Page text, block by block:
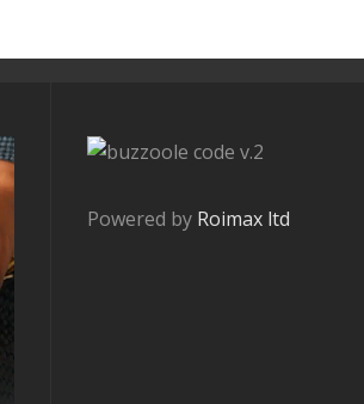
v.2
Powered by Roimax ltd